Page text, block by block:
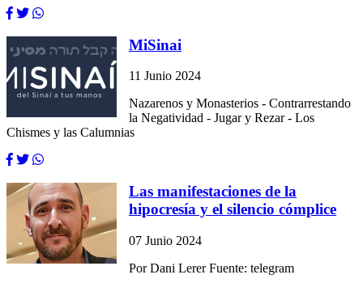
MiSinai
11 Junio 2024
Nazarenos y Monasterios - Contrarrestando
la Negatividad - Jugar y Rezar - Los
Chismes y las Calumnias
Las manifestaciones de la
hipocresía y el silencio cómplice
07 Junio 2024
Por Dani Lerer Fuente: telegram